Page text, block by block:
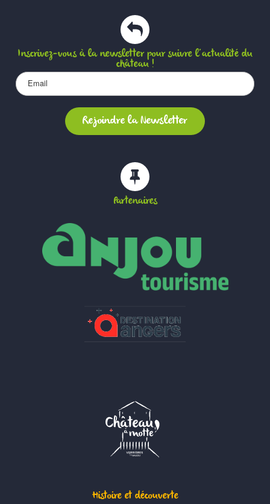
Inscrivez-vous à la newsletter pour suivre l’actualité du
château !
Partenaires
Histoire et découverte